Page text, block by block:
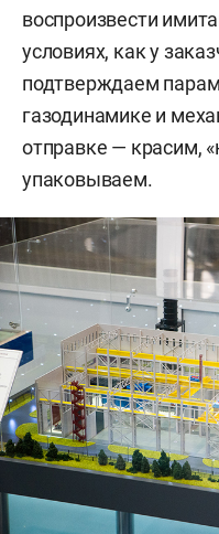
воспроизвести
условиях, как у
подтверждаем
газодинамике и
отправке — красим,
упаковываем.